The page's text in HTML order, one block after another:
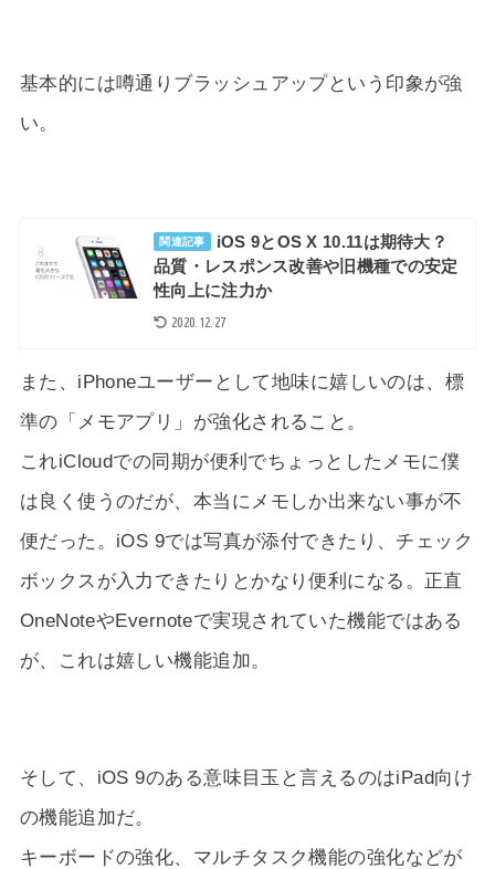
基本的には噂通りブラッシュアップという印象が強
い。
関連記事
iOS 9とOS X 10.11は期待大？
品質・レスポンス改善や旧機種での安定
性向上に注力か
2020.12.27
また、iPhoneユーザーとして地味に嬉しいのは、標
準の「メモアプリ」が強化されること。
これiCloudでの同期が便利でちょっとしたメモに僕
は良く使うのだが、本当にメモしか出来ない事が不
便だった。iOS 9では写真が添付できたり、チェック
ボックスが入力できたりとかなり便利になる。正直
OneNoteやEvernoteで実現されていた機能ではある
が、これは嬉しい機能追加。
そして、iOS 9のある意味目玉と言えるのはiPad向け
の機能追加だ。
キーボードの強化、マルチタスク機能の強化などが